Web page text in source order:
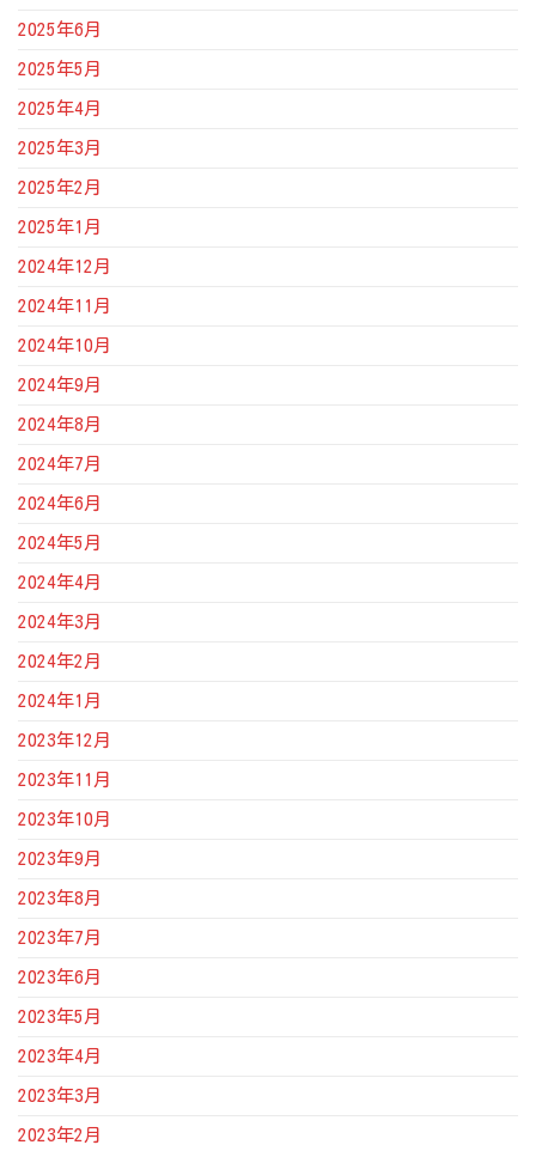
2025年6月
2025年5月
2025年4月
2025年3月
2025年2月
2025年1月
2024年12月
2024年11月
2024年10月
2024年9月
2024年8月
2024年7月
2024年6月
2024年5月
2024年4月
2024年3月
2024年2月
2024年1月
2023年12月
2023年11月
2023年10月
2023年9月
2023年8月
2023年7月
2023年6月
2023年5月
2023年4月
2023年3月
2023年2月